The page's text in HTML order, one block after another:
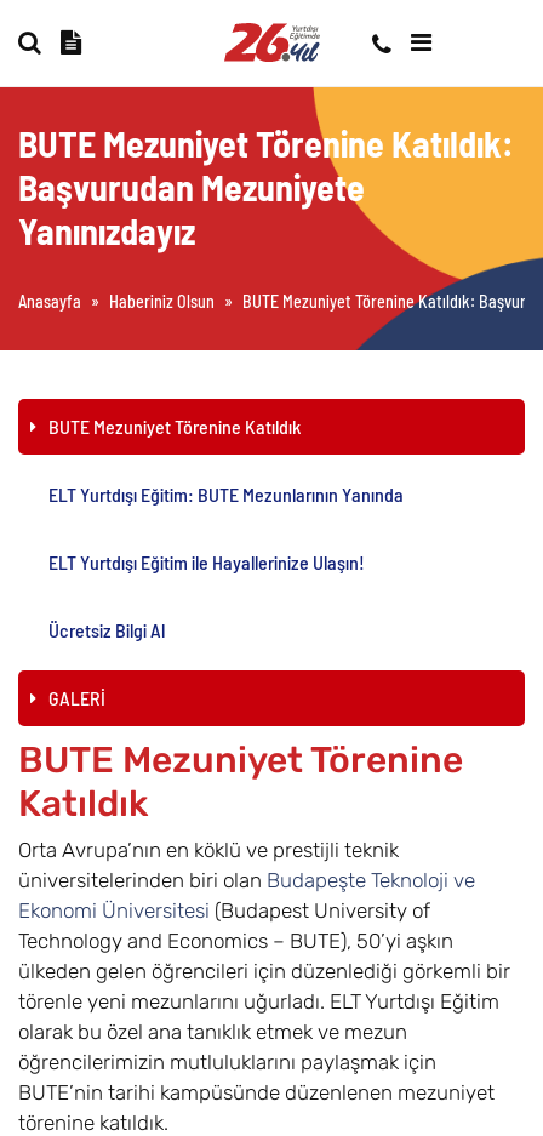
BUTE Mezuniyet Törenine Katıldık:
Başvurudan Mezuniyete
Yanınızdayız
Anasayfa » Haberiniz Olsun » BUTE Mezuniyet Törenine Katıldık:
BUTE Mezuniyet Törenine Katıldık
ELT Yurtdışı Eğitim: BUTE Mezunlarının Yanında
ELT Yurtdışı Eğitim ile Hayallerinize Ulaşın!
Ücretsiz Bilgi Al
GALERİ
BUTE Mezuniyet Törenine
Katıldık
Orta Avrupa’nın en köklü ve prestijli teknik
üniversitelerinden biri olan Budapeşte Teknoloji ve
Ekonomi Üniversitesi (Budapest University of
Technology and Economics – BUTE), 50’yi aşkın
ülkeden gelen öğrencileri için düzenlediği görkemli bir
törenle yeni mezunlarını uğurladı. ELT Yurtdışı Eğitim
olarak bu özel ana tanıklık etmek ve mezun
öğrencilerimizin mutluluklarını paylaşmak için
BUTE’nin tarihi kampüsünde düzenlenen mezuniyet
törenine katıldık.